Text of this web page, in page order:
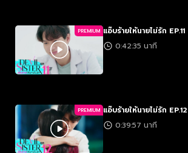
PREMIUM แอ๊บร้ายให้นายไม่รัก EP.11
0:42:35 นาที
PREMIUM แอ๊บร้ายให้นายไม่รัก EP.12
0:39:57 นาที